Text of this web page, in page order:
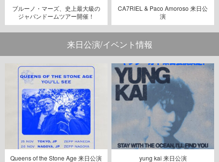
ブルーノ・マーズ、史上最大級の
ジャパンドームツアー開催！
CA7RIEL & Paco Amoroso 来日公
演
来日公演/イベント情報
Queens of the Stone Age 来日公演 yung kai 来日公演